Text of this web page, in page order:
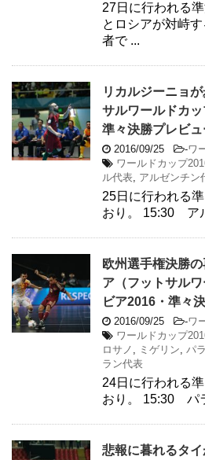
27日に行われる
とロシアが対峙
者で ...
リカルジーニョ
サルワールドカ
準々決勝プレビュ
2016/09/25 -ワ
ワールドカップ
ル代表, アルゼンチン
25日に行われる
おり。 15:30 ア
欧州選手権決勝
ア（フットサル
ビア2016・準々
2016/09/25 -ワ
ワールドカップ
ロサノ , ミゲリン, パ
ラン代表
24日に行われる
おり。 15:30 パ
悲報に暮れるタ